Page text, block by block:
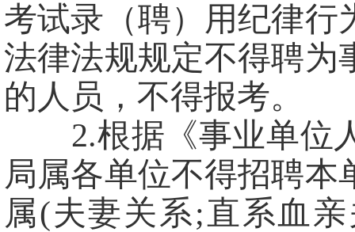
考试录（聘）用纪律行
法律法规规定不得聘为
的人员，不得报考。
2.根据《事业单位人
局属各单位不得招聘
属(夫妻关系;直系血